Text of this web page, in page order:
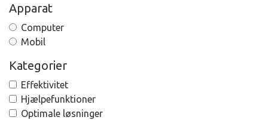
Apparat
Computer
Mobil
Kategorier
Effektivitet
Hjælpefunktioner
Optimale løsninger